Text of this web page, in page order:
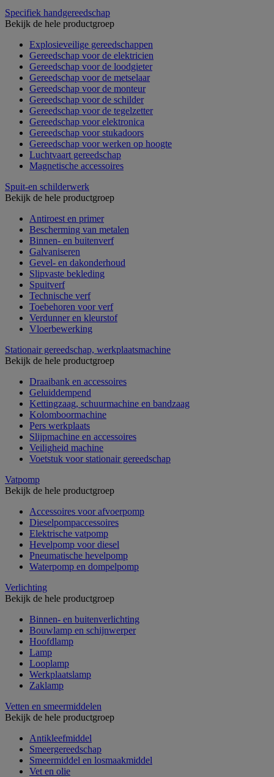
Specifiek handgereedschap
Bekijk de hele productgroep
Explosieveilige gereedschappen
Gereedschap voor de elektricien
Gereedschap voor de loodgieter
Gereedschap voor de metselaar
Gereedschap voor de monteur
Gereedschap voor de schilder
Gereedschap voor de tegelzetter
Gereedschap voor elektronica
Gereedschap voor stukadoors
Gereedschap voor werken op hoogte
Luchtvaart gereedschap
Magnetische accessoires
Spuit-en schilderwerk
Bekijk de hele productgroep
Antiroest en primer
Bescherming van metalen
Binnen- en buitenverf
Galvaniseren
Gevel- en dakonderhoud
Slipvaste bekleding
Spuitverf
Technische verf
Toebehoren voor verf
Verdunner en kleurstof
Vloerbewerking
Stationair gereedschap, werkplaatsmachine
Bekijk de hele productgroep
Draaibank en accessoires
Geluiddempend
Kettingzaag, schuurmachine en bandzaag
Kolomboormachine
Pers werkplaats
Slijpmachine en accessoires
Veiligheid machine
Voetstuk voor stationair gereedschap
Vatpomp
Bekijk de hele productgroep
Accessoires voor afvoerpomp
Dieselpompaccessoires
Elektrische vatpomp
Hevelpomp voor diesel
Pneumatische hevelpomp
Waterpomp en dompelpomp
Verlichting
Bekijk de hele productgroep
Binnen- en buitenverlichting
Bouwlamp en schijnwerper
Hoofdlamp
Lamp
Looplamp
Werkplaatslamp
Zaklamp
Vetten en smeermiddelen
Bekijk de hele productgroep
Antikleefmiddel
Smeergereedschap
Smeermiddel en losmaakmiddel
Vet en olie